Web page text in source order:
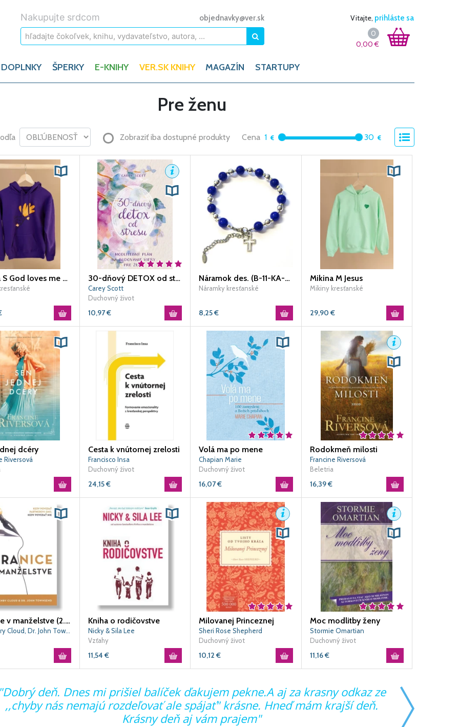
Nakupujte srdcom objednavky@ver.sk Vitajte, prihláste sa
0
0,00€
ŠPERKY E-KNIHY VER.SK KNIHY MAGAZÍN STARTUPY
Pre ženu
Zobraziť iba dostupné produkty Cena 1 30
Mikina S God loves me dámska 30-dňový DETOX od stresu
Carey Scott
Duchovný život
10,97€
Náramok des. (B-11-KA-X6) - modrý
Náramky kresťanské
8,25€
Mikina M Jesus
Mikiny kresťanské
29,90 €
dcéry
Riversová
Cesta k vnútornej zrelosti
Francisco Insa
Duchovný život
24,15€
Volá ma po mene
Chapian Marie
Duchovný život
16,07€
Rodokmeň milosti
Francine Riversová
Beletria
16,39€
Hranice v manželstve (2. vydanie)
Dr. Henry Cloud, Dr. John Townsend
Kniha o rodičovstve
Nicky & Sila Lee
Vzťahy
11,54 €
Milovanej Princeznej
Sheri Rose Shepherd
Duchovný život
10,12 €
Moc modlitby ženy
Stormie Omartian
Duchovný život
11,16€
"Dobrý deň. Dnes mi prišiel balíček ďakujem pekne.A aj za krasny odkaz ze
,,chyby nás nemajú rozdeľovať ale spájať" krásne. Hneď mám krajší deň.
Krásny deň aj vám prajem"
poradiť,